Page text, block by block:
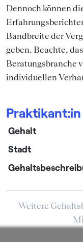
Dennoch können
Bandbreite der
geben. Beachte,
Beratungsbranche
individuellen
Praktikant:in
Gehalt
Stadt
Weitere